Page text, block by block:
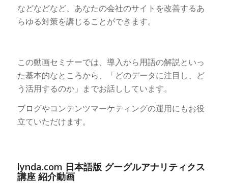
などなどなど、あなたの会社のサイトを改善するあ
らゆる対策を講じることができます。
この動画セミナーでは、導入から用語の解説といっ
た基本的なところから、「どのデータに注目し、ど
う活用するのか」までお話ししています。
ブログやコンテンツマーケティングの運用にもお役
立ていただけます。
lynda.com 日本語版 グーグルアナリティクス
講座 紹介動画